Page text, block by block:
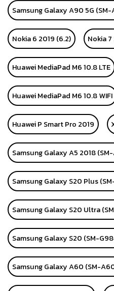
Samsung Galaxy A90 5G
Nokia 6 2019 (6.2) Nokia
Huawei MediaPad M6 10.8 LTE
Huawei MediaPad M6 10.8 WIFI
Huawei P Smart Pro 2019
Samsung Galaxy A5 2018
Samsung Galaxy S20 Plus
Samsung Galaxy S20 Ultra
Samsung Galaxy S20 (SM-
Samsung Galaxy A60 (SM-